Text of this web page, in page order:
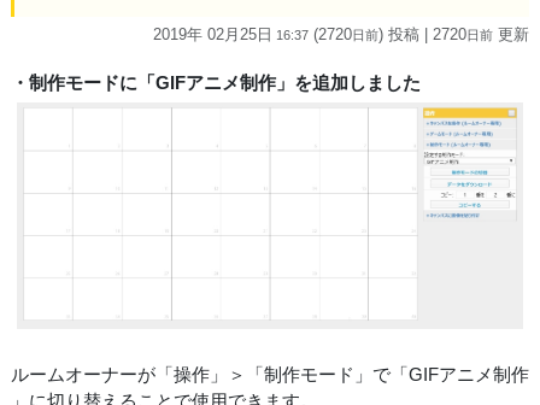
2019年 02月25日 16:37 (2720日前) 投稿 | 2720日前 更新
・制作モードに「GIFアニメ制作」を追加しました
ルームオーナーが「操作」＞「制作モード」で「GIFアニメ制作